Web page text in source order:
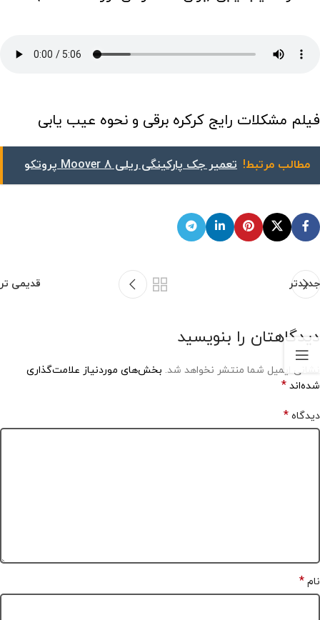
فیلم مشکلات رایج کرکره برقی و نحوه عیب یابی
مطالب مرتبط! تعمیر جک پارکینگی ریلی Moover 8 پروتکو
جدیدتر قدیمی تر
دیدگاهتان را بنویسید
نشانی ایمیل شما منتشر نخواهد شد. بخش‌های موردنیاز علامت‌گذاری
شده‌اند *
دیدگاه *
نام *